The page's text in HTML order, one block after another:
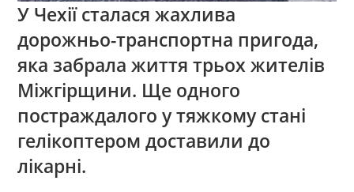
У Чехії сталася жахлива
дорожньо-транспортна пригода,
яка забрала життя трьох жителів
Міжгірщини. Ще одного
постраждалого у тяжкому стані
гелікоптером доставили до
лікарні.